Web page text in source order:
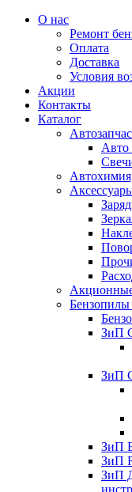
О нас
Ремонт
Оплата
Доставка
Условия
Акции
Контакты
Каталог
ЗиП
ЗиП
ЗиП
ЗиП
ЗиП